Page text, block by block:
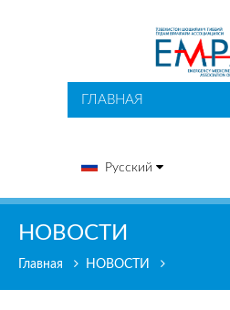
ГЛАВНАЯ
Русский
ПОИСК
НОВОСТИ
Главная НОВОСТИ